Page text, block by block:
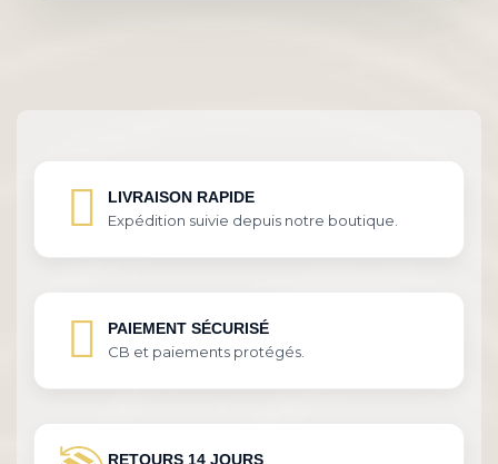
LIVRAISON RAPIDE
Expédition suivie depuis notre boutique.
PAIEMENT SÉCURISÉ
CB et paiements protégés.
RETOURS 14 JOURS